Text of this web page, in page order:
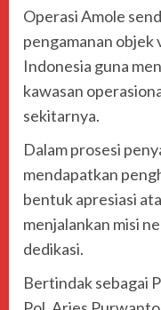
Operasi Amole
pengamanan objek
Indonesia guna
kawasan
sekitarnya.
Dalam prosesi
mendapatkan
bentuk apresiasi
menjalankan misi
dedikasi.
Bertindak sebagai